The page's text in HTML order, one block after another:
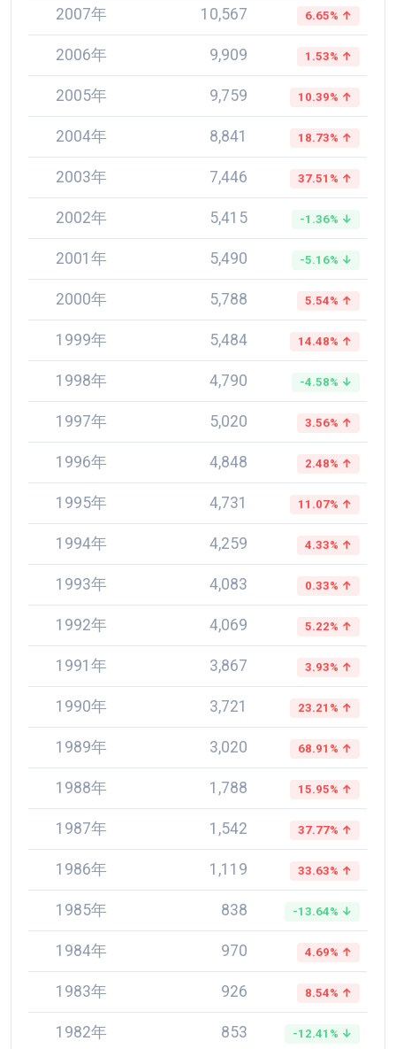
2007年 10,567 6.65% ↑
2006年 9,909 1.53% ↑
2005年 9,759 10.39% ↑
2004年 8,841 18.73% ↑
2003年 7,446 37.51% ↑
2002年 5,415 -1.36% ↓
2001年 5,490 -5.16% ↓
2000年 5,788 5.54% ↑
1999年 5,484 14.48% ↑
1998年 4,790 -4.58% ↓
1997年 5,020 3.56% ↑
1996年 4,848 2.48% ↑
1995年 4,731 11.07% ↑
1994年 4,259 4.33% ↑
1993年 4,083 0.33% ↑
1992年 4,069 5.22% ↑
1991年 3,867 3.93% ↑
1990年 3,721 23.21% ↑
1989年 3,020 68.91% ↑
1988年 1,788 15.95% ↑
1987年 1,542 37.77% ↑
1986年 1,119 33.63% ↑
1985年 838 -13.64% ↓
1984年 970 4.69% ↑
1983年 926 8.54% ↑
1982年 853 -12.41% ↓